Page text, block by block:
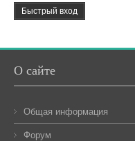
О сайте
Общая информация
Форум